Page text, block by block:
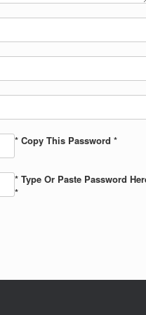
* Copy This Password *
* Type Or Paste Password
*